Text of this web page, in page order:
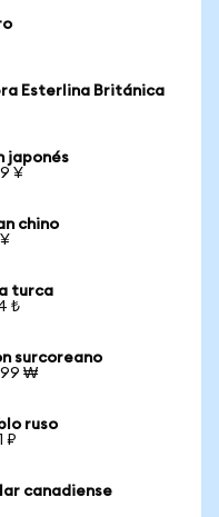
Esterlina Británica
japonés
¥
chino
turca
₺
surcoreano
₩
ruso
₽
canadiense